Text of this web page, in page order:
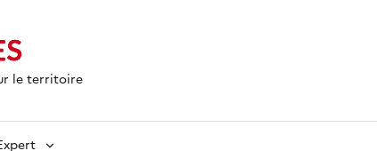
le territoire